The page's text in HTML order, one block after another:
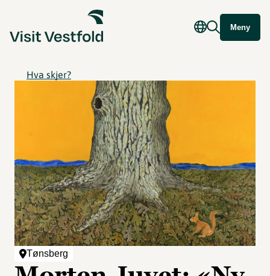
Meny
Hva skjer?
Tønsberg